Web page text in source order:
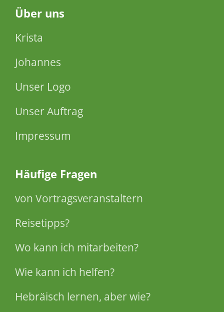
Über uns
Krista
Johannes
Unser Logo
Unser Auftrag
Impressum
Häufige Fragen
von Vortragsveranstaltern
Reisetipps?
Wo kann ich mitarbeiten?
Wie kann ich helfen?
Hebräisch lernen, aber wie?